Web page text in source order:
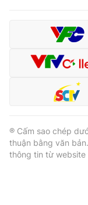
® Cấm sao chép
thuận bằng văn
thông tin từ website